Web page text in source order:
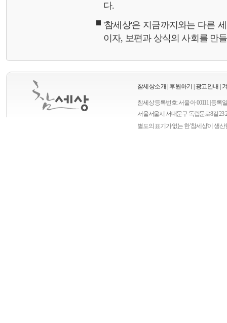
다.
'참세상'은 지금까지와는 다른
이자, 보편과 상식의 사회를 만
참세상소개 후원하기 광고안내
참세상 등록번호: 서울 아 00111 | 등록
서울서울시 서대문구 독립문로8길 23
별도의 표기가 없는 한 '참세상'이 생